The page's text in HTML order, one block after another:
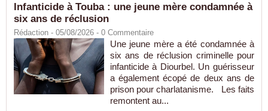
Infanticide à Touba : une jeune mère condamnée à
six ans de réclusion
Rédaction - 05/08/2026 - 0 Commentaire
Une jeune mère a été condamnée à
six ans de réclusion criminelle pour
infanticide à Diourbel. Un guérisseur
a également écopé de deux ans de
prison pour charlatanisme. Les faits
remontent au...